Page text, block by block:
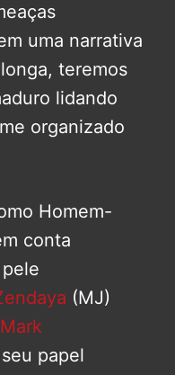
uma narrativa
teremos
lidando
organizado
Homem-
conta
(MJ)
Mark
papel